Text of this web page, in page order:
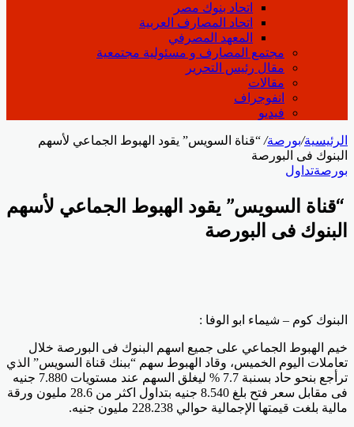
اتحاد بنوك مصر
اتحاد المصارف العربية
المعهد المصرفي
مجتمع المصارف و مسئولية مجتمعية
مقال رئيس التحرير
مقالات
انفوجراف
فيديو
الرئيسية/بورصة/“قناة السويس” يقود الهبوط الجماعي لأسهم
البنوك فى البورصة
بورصةتداول
“قناة السويس” يقود الهبوط الجماعي لأسهم
البنوك فى البورصة
البنوك كوم – شيماء ابو الوفا :
خيم الهبوط الجماعي على جميع اسهم البنوك فى البورصة خلال
تعاملات اليوم الخميس، وقاد الهبوط سهم “ببنك قناة السويس” الذي
ترأجع بنحو حاد بسنبة 7.7 % ليغلق السهم عند مستويات 7.880 جنيه
فى مقابل سعر فتح بلغ 8.540 جنيه بتداول اكثر من 28.6 مليون ورقة
مالية بلغت قيمتها الإجمالية حوالي 228.238 مليون جنيه.